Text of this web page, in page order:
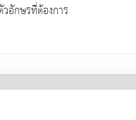
อักษรที่ต้องการ